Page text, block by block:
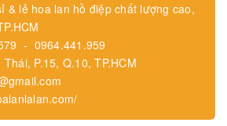
& lẻ hoa lan hồ điệp chất lượng cao,
- 0964.441.959
P.15, Q.10, TP.HCM